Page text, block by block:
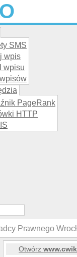
–
SMS
wpis
wpisu
PageRank
HTTP
Prawnego
Otwórz